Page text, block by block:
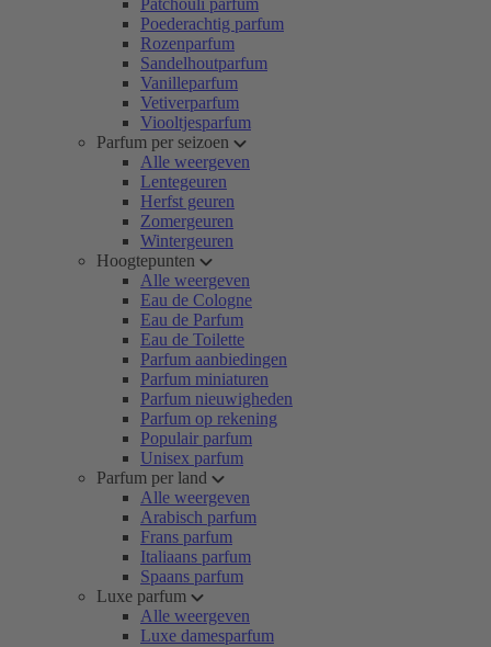
Patchouli parfum
Poederachtig parfum
Rozenparfum
Sandelhoutparfum
Vanilleparfum
Vetiverparfum
Viooltjesparfum
Parfum per seizoen
Alle weergeven
Lentegeuren
Herfst geuren
Zomergeuren
Wintergeuren
Hoogtepunten
Alle weergeven
Eau de Cologne
Eau de Parfum
Eau de Toilette
Parfum aanbiedingen
Parfum miniaturen
Parfum nieuwigheden
Parfum op rekening
Populair parfum
Unisex parfum
Parfum per land
Alle weergeven
Arabisch parfum
Frans parfum
Italiaans parfum
Spaans parfum
Luxe parfum
Alle weergeven
Luxe damesparfum